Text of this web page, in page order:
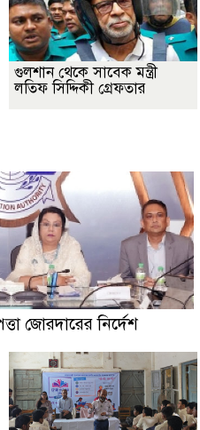
গুলশান থেকে সাবেক মন্ত্রী
লতিফ সিদ্দিকী গ্রেফতার
জোরদারের নির্দেশ